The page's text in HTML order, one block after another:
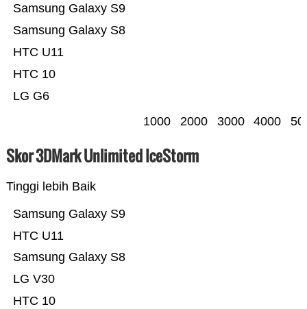
LG G6
HTC 10
HTC U11
Samsung Galaxy S8
Samsung Galaxy S9
1000 2000 3000 4000
Skor 3DMark Unlimited IceStorm
Tinggi lebih Baik
HTC 10
LG V30
Samsung Galaxy S8
HTC U11
Samsung Galaxy S9